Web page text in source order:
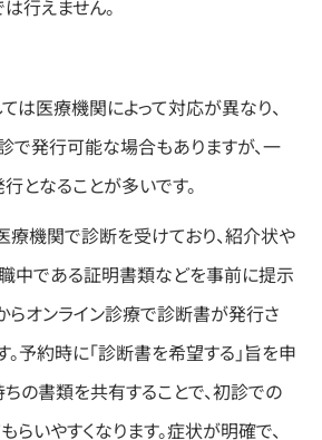
行えません。
は医療機関によって対応が異なり、
で発行可能な場合もありますが、一
となることが多いです。
療機関で診断を受けており、紹介状や
中である証明書類などを事前に提示
らオンライン診療で診断書が発行さ
予約時に「診断書を希望する」旨を申
ちの書類を共有することで、初診での
いやすくなります。症状が明確で、